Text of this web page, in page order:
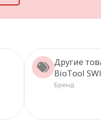
Другие
BioTool
Бренд